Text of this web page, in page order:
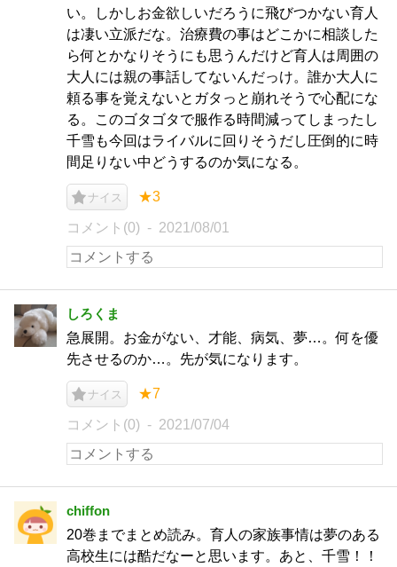
い。しかしお金欲しいだろうに飛びつかない育人
は凄い立派だな。治療費の事はどこかに相談した
ら何とかなりそうにも思うんだけど育人は周囲の
大人には親の事話してないんだっけ。誰か大人に
頼る事を覚えないとガタっと崩れそうで心配にな
る。このゴタゴタで服作る時間減ってしまったし
千雪も今回はライバルに回りそうだし圧倒的に時
間足りない中どうするのか気になる。
ナイス ★3
コメント(0) 2021/08/01
しろくま
急展開。お金がない、才能、病気、夢…。何を優
先させるのか…。先が気になります。
ナイス ★7
コメント(0) 2021/07/04
chiffon
20巻までまとめ読み。育人の家族事情は夢のある
高校生には酷だなーと思います。あと、千雪！！